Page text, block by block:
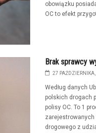
obowiązku
OC to efekt
Brak sprawcy
27
Według danych
polskich drogach
polisy OC. To 1
drogowego z